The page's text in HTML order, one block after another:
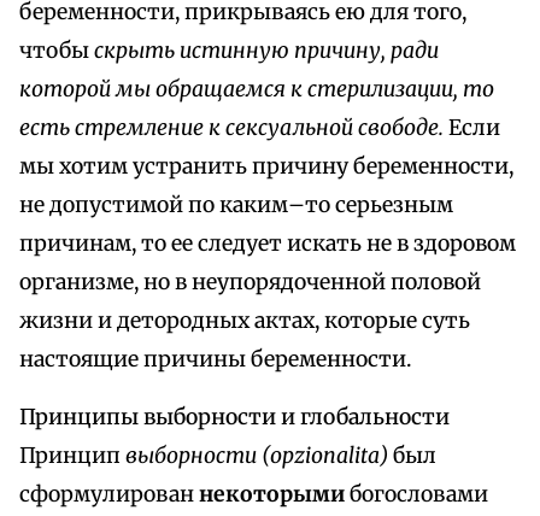
беременности, прикрываясь ею для того,
чтобыскрыть истинную причину, ради
которой мы обращаемся к стерилизации, то
есть стремление к сексуальной свободе. Если
мы хотим устранить причину беременности,
не допустимой по каким–то серьезным
причинам, то ее следует искать не в здоровом
организме, но в неупорядоченной половой
жизни и детородных актах, которые суть
настоящие причины беременности.
Принципы выборности и глобальности
Принцип выборности (opzionalita) был
сформулированнекоторымибогословами